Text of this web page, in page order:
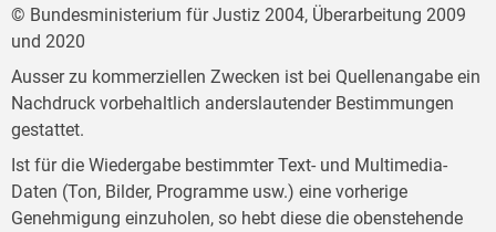
© Bundesministerium für Justiz 2004, Überarbeitung 2009
und 2020
Ausser zu kommerziellen Zwecken ist bei Quellenangabe ein
Nachdruck vorbehaltlich anderslautender Bestimmungen
gestattet.
Ist für die Wiedergabe bestimmter Text- und Multimedia-
Daten (Ton, Bilder, Programme usw.) eine vorherige
Genehmigung einzuholen, so hebt diese die obenstehende